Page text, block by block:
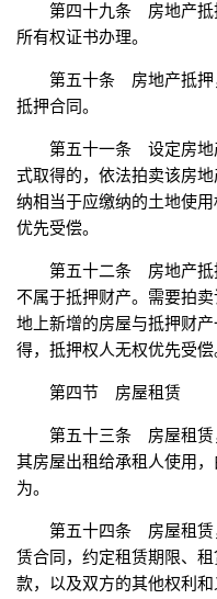
第四十九条 房地产抵
所有权证书办理。
第五十条 房地产抵押
抵押合同。
第五十一条 设定房地
式取得的，依法拍卖该房
纳相当于应缴纳的土地使
优先受偿。
第五十二条 房地产抵
不属于抵押财产。需要拍
地上新增的房屋与抵押财
得，抵押权人无权优先受偿
第四节 房屋租赁
第五十三条 房屋租赁
其房屋出租给承租人使用
为。
第五十四条 房屋租赁
赁合同，约定租赁期限、
款，以及双方的其他权利